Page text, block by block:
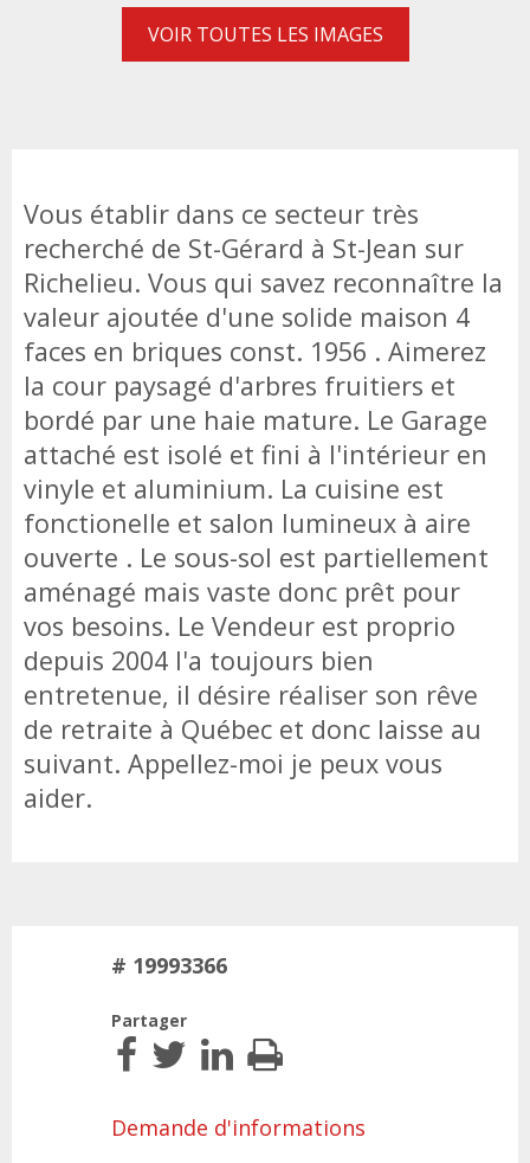
VOIR TOUTES LES IMAGES
Vous établir dans ce secteur très
recherché de St-Gérard à St-Jean sur
Richelieu. Vous qui savez reconnaître la
valeur ajoutée d'une solide maison 4
faces en briques const. 1956 . Aimerez
la cour paysagé d'arbres fruitiers et
bordé par une haie mature. Le Garage
attaché est isolé et fini à l'intérieur en
vinyle et aluminium. La cuisine est
fonctionelle et salon lumineux à aire
ouverte . Le sous-sol est partiellement
aménagé mais vaste donc prêt pour
vos besoins. Le Vendeur est proprio
depuis 2004 l'a toujours bien
entretenue, il désire réaliser son rêve
de retraite à Québec et donc laisse au
suivant. Appellez-moi je peux vous
aider.
# 19993366
Partager
Demande d'informations